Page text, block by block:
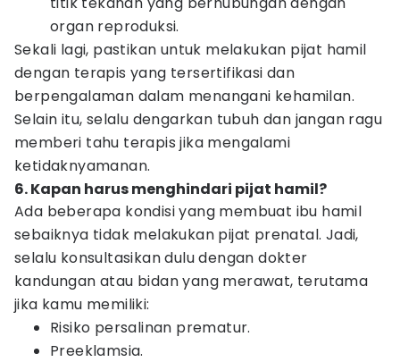
organ reproduksi.
Sekali lagi, pastikan untuk melakukan pijat hamil
dengan terapis yang tersertifikasi dan
berpengalaman dalam menangani kehamilan.
Selain itu, selalu dengarkan tubuh dan jangan ragu
memberi tahu terapis jika mengalami
ketidaknyamanan.
6. Kapan harus menghindari pijat hamil?
Ada beberapa kondisi yang membuat ibu hamil
sebaiknya tidak melakukan pijat prenatal. Jadi,
selalu konsultasikan dulu dengan dokter
kandungan atau bidan yang merawat, terutama
jika kamu memiliki:
Risiko persalinan prematur.
Preeklamsia.